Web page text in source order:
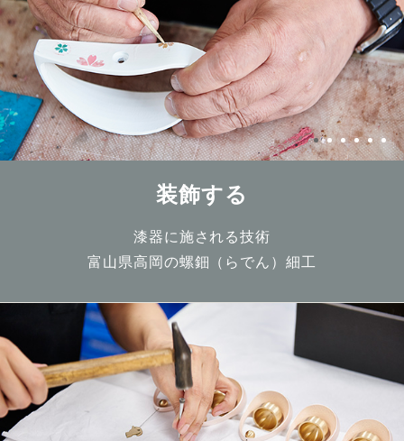
装飾する
漆器に施される技術
富山県高岡の螺鈿（らでん）細工